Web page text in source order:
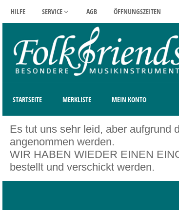
HILFE SERVICE AGB ÖFFNUNGSZEITEN
STARTSEITE MERKLISTE MEIN KONTO
Es tut uns sehr leid, aber aufgrund
angenommen werden.
WIR HABEN WIEDER EINEN
bestellt und verschickt werden.